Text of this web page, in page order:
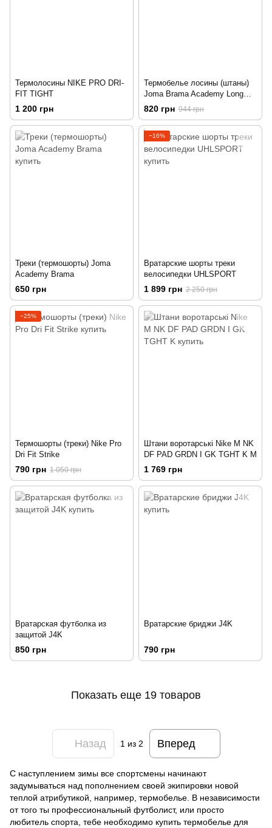
Термолосины NIKE PRO DRI-
FIT TIGHT
1 200 грн
Термобелье лосины (штаны)
Joma Brama Academy Long
Pants
820 грн 944 грн
Треки (термошорты) Joma
Academy Brama
650 грн
−16%
Вратарские шорты треки
велосипедки UHLSPORT
1 899 грн 2 250 грн
−25%
Термошорты (треки) Nike Pro
Dri Fit Strike
790 грн 1 050 грн
Штани воротарські Nike M NK
DF PAD GRDN I GK TGHT K M
1 769 грн
Вратарская футболка из
защитой J4K
850 грн
Вратарские бриджи J4K
790 грн
Показать еще 19 товаров
Назад 1из 2 Вперед
С наступлением зимы все спортсмены начинают
задумываться над пополнением своей экипировки новой
теплой атрибутикой, например, термобелье. В независимости
от того ты профессиональный футболист, или просто
любитель спорта, тебе необходимо купить термобелье для